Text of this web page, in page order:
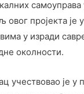
овог пројекта
у изради
околности.
учествовао је